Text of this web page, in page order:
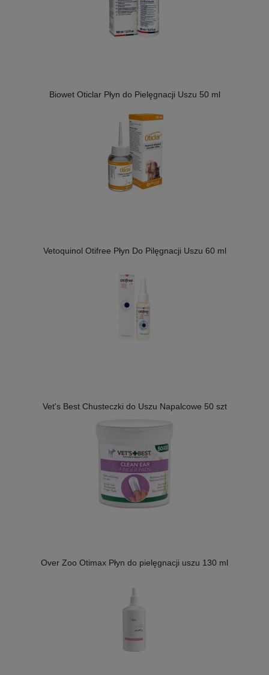
Biowet Oticlar Płyn do Pielęgnacji Uszu 50 ml
Vetoquinol Otifree Płyn Do Pilęgnacji Uszu 60 ml
Vet's Best Chusteczki do Uszu Napalcowe 50 szt
Over Zoo Otimax Płyn do pielęgnacji uszu 130 ml